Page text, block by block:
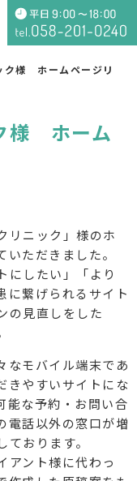
ク様 ホームページリ
様 ホーム
リニック」様のホ
ただきました。
にしたい」「より
に繋げられるサイト
の見直しをした
なモバイル端末であ
きやすいサイトにな
能な予約・お問い合
電話以外の窓口が増
おります。
アント様に代わっ